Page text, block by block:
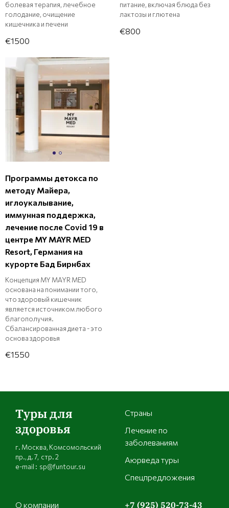
болевая терапия, лечебное
голодание, очищение
кишечника и печени
€1500
питание, включая блюда без
лактозы и глютена
€800
Программы детокса по
методу Майера,
иглоукалывание,
иммунная поддержка,
лечение после Covid 19 в
центре MY MAYR MED
Resort, Германия на
курорте Бад Бирнбах
Концепция MY MAYR MED
основана на понимании того,
что здоровый кишечник
является источником любого
благополучия.
Сбалансированная диета - это
основа здоровья
€1550
Туры для
здоровья
г. Москва, Комсомольский
пр., д. 7, стр. 2
e-mail : sp@funtour.su
Страны
Лечение по
заболеваниям
Аюрведа туры
Спецпредложения
О компании +7 (925) 520-73-43